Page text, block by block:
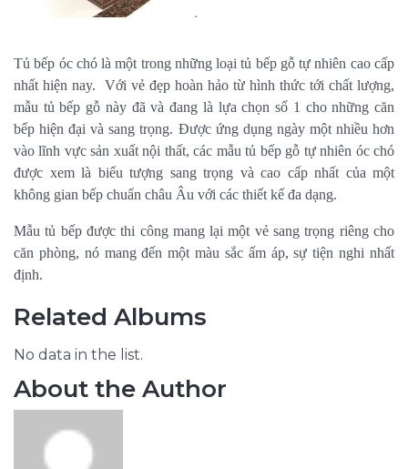
Tủ bếp óc chó là một trong những loại tủ bếp gỗ tự nhiên cao cấp
nhất hiện nay. Với vẻ đẹp hoàn hảo từ hình thức tới chất lượng,
mẫu tủ bếp gỗ này đã và đang là lựa chọn số 1 cho những căn
bếp hiện đại và sang trọng. Được ứng dụng ngày một nhiều hơn
vào lĩnh vực sản xuất nội thất, các mẫu tủ bếp gỗ tự nhiên óc chó
được xem là biểu tượng sang trọng và cao cấp nhất của một
không gian bếp chuẩn châu Âu với các thiết kế đa dạng.
Mẫu tủ bếp được thi công mang lại một vẻ sang trọng riêng cho
căn phòng, nó mang đến một màu sắc ấm áp, sự tiện nghi nhất
định.
Related Albums
No data in the list.
About the Author